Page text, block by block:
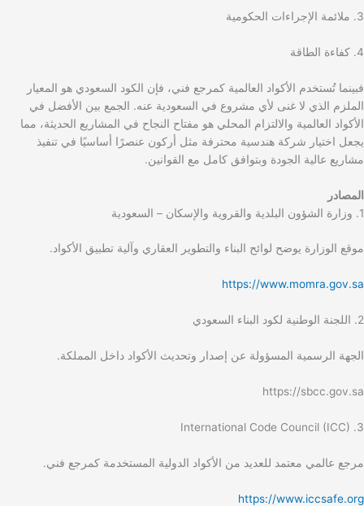
3. ملائمة الإجراءات الحكومية
4. كفاءة الطاقة
فبينما تُستخدم الأكواد العالمية كمرجع فني، فإن الكود السعودي هو المعيار
الملزم الذي لا غنى لأي مشروع في السعودية عنه. الجمع بين الأفضل في
الأكواد العالمية والالتزام المحلي هو مفتاح النجاح في المشاريع الحديثة، مما
يجعل اختيار شركة هندسية محترفة مثل أركون عنصرًا أساسيًا في تنفيذ
مشاريع عالية الجودة وبتوافق كامل مع القوانين.
المصادر
1. وزارة الشؤون البلدية والقروية والإسكان – السعودية
موقع الوزارة يوضح لوائح البناء والتطوير العقاري وآلية تطبيق الأكواد.
https://www.momra.gov.sa
2. اللجنة الوطنية لكود البناء السعودي
الجهة الرسمية المسؤولة عن إصدار وتحديث الأكواد داخل المملكة.
https://sbcc.gov.sa
3. International Code Council (ICC)
مرجع عالمي معتمد للعديد من الأكواد الدولية المستخدمة كمرجع فني.
https://www.iccsafe.org